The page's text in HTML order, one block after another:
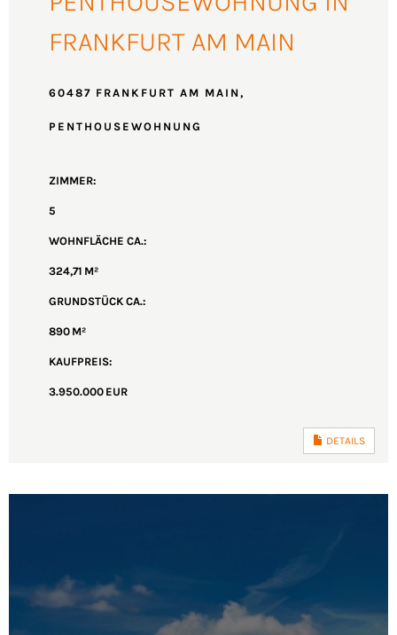
FRANKFURT AM MAIN
60487 FRANKFURT AM MAIN,
PENTHOUSEWOHNUNG
ZIMMER:
5
WOHNFLÄCHE CA.:
324,71 M²
GRUND­STÜCK CA.:
890 M²
KAUFPREIS:
3.950.000 EUR
DETAILS